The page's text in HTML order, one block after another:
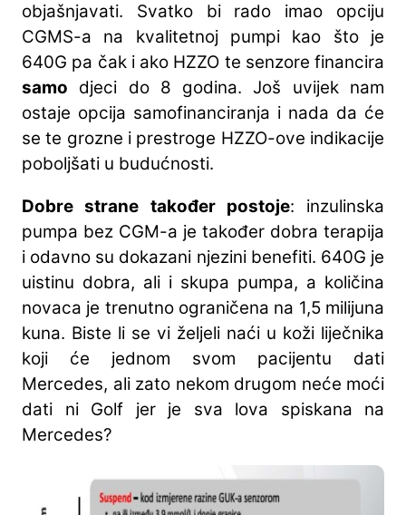
objašnjavati. Svatko bi rado imao opciju
CGMS-a na kvalitetnoj pumpi kao što je
640G pa čak i ako HZZO te senzore financira
samo djeci do 8 godina. Još uvijek nam
ostaje opcija samofinanciranja i nada da će
se te grozne i prestroge HZZO-ove indikacije
poboljšati u budućnosti.
Dobre strane također postoje: inzulinska
pumpa bez CGM-a je također dobra terapija
i odavno su dokazani njezini benefiti. 640G je
uistinu dobra, ali i skupa pumpa, a količina
novaca je trenutno ograničena na 1,5 milijuna
kuna. Biste li se vi željeli naći u koži liječnika
koji će jednom svom pacijentu dati
Mercedes, ali zato nekom drugom neće moći
dati ni Golf jer je sva lova spiskana na
Mercedes?